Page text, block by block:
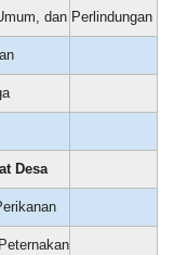
dan Perlindungan
Desa